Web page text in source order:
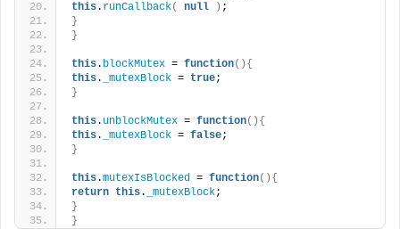
this. runCallback( null ) ;
}
}
this. blockMutex = function(){
this. _mutexBlock = true;
}
this. unblockMutex = function(){
this. _mutexBlock = false;
}
this.mutexIsBlocked = function(){
return this. _mutexBlock;
}
}